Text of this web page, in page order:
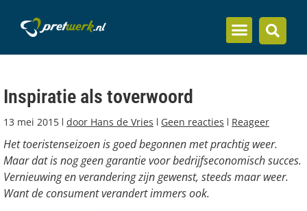
Inspiratie als toverwoord
13 mei 2015 door Hans de Vries Geen reacties Reageer
Het toeristenseizoen is goed begonnen met prachtig weer.
Maar dat is nog geen garantie voor bedrijfseconomisch succes.
Vernieuwing en verandering zijn gewenst, steeds maar weer.
Want de consument verandert immers ook.